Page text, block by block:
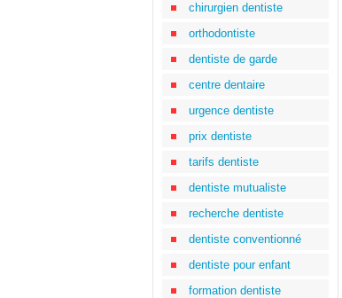
chirurgien dentiste
orthodontiste
dentiste de garde
centre dentaire
urgence dentiste
prix dentiste
tarifs dentiste
dentiste mutualiste
recherche dentiste
dentiste conventionné
dentiste pour enfant
formation dentiste